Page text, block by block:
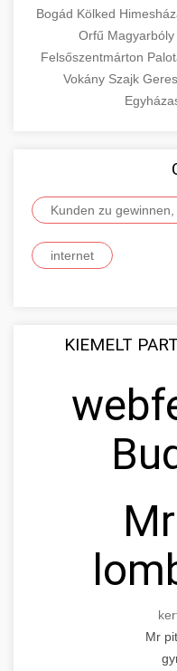
Bogád Kölked
Orfű Magyarbóly
Felsőszentmárton
Vokány Szajk
Kunden zu gewinnen,
internet
KIEMELT
Mr